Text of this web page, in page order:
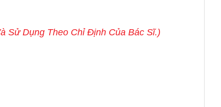
Sử Dụng Theo Chỉ Định Của Bác Sĩ.)